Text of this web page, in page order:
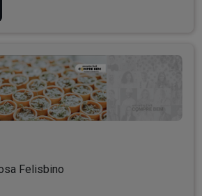
e comercial.
mais informações!
Felisbino